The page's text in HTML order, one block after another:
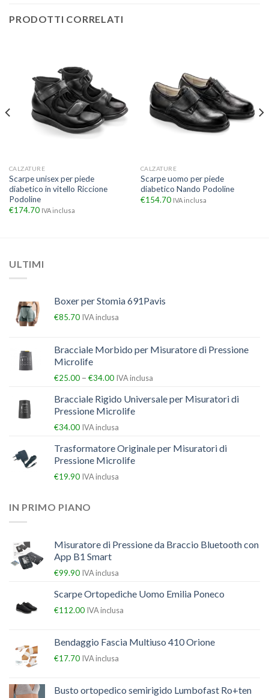
PRODOTTI CORRELATI
CALZATURE
Scarpe unisex per piede
diabetico in vitello Riccione
Podoline
€174.70 IVA inclusa
CALZATURE
Scarpe uomo per piede
diabetico Nando Podoline
€154.70 IVA inclusa
ULTIMI
Boxer per Stomia 691Pavis
€85.70 IVA inclusa
Bracciale Morbido per Misuratore di Pressione
Microlife
€25.00 – €34.00 IVA inclusa
Bracciale Rigido Universale per Misuratori di
Pressione Microlife
€34.00 IVA inclusa
Trasformatore Originale per Misuratori di
Pressione Microlife
€19.90 IVA inclusa
IN PRIMO PIANO
Misuratore di Pressione da Braccio Bluetooth con
App B1 Smart
€99.90 IVA inclusa
Scarpe Ortopediche Uomo Emilia Poneco
€112.00 IVA inclusa
Bendaggio Fascia Multiuso 410 Orione
€17.70 IVA inclusa
Busto ortopedico semirigido Lumbofast Ro+ten